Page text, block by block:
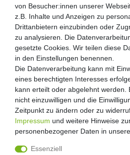
Kunden-Anfragen:
Über uns
Zahlung und Versand
Retouren
Zooheld Blog
Widerrufsrecht
Vertrag widerrufen
Geschäftsbedingungen
Impressum
von Besucher:innen unserer
z.B. Inhalte und Anzeigen zu
Drittanbietern einzubinden oder
zu analysieren. Die
gesetzte Cookies. Wir teilen diese
in den Einstellungen benennen.
Die Datenverarbeitung kann mit
eines berechtigten Interesses
kann erteilt oder abgelehnt werden.
nicht einzuwilligen und die
Zeitpunkt zu ändern oder zu
Impressum und weitere Hinweise
personenbezogener Daten in
Essenziell
von Besucher:innen unserer
z.B. Inhalte und Anzeigen zu
Drittanbietern einzubinden oder
zu analysieren. Die
gesetzte Cookies. Wir teilen diese
in den Einstellungen benennen.
Die Datenverarbeitung kann mit
eines berechtigten Interesses
kann erteilt oder abgelehnt werden.
nicht einzuwilligen und die
Zeitpunkt zu ändern oder zu
Impressum und weitere Hinweise
personenbezogener Daten in
Essenziell